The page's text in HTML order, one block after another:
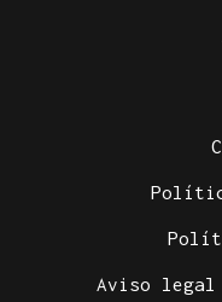
Aviso legal